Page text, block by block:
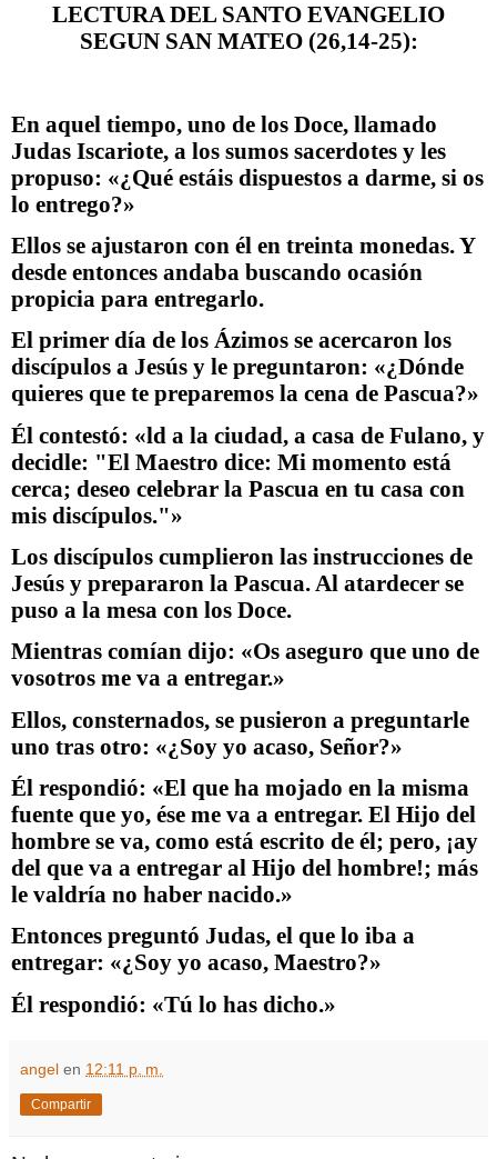
LECTURA DEL SANTO EVANGELIO
SEGUN SAN MATEO (26,14-25):
En aquel tiempo, uno de los Doce, llamado
Judas Iscariote, a los sumos sacerdotes y les
propuso: «¿Qué estáis dispuestos a darme, si os
lo entrego?»
Ellos se ajustaron con él en treinta monedas. Y
desde entonces andaba buscando ocasión
propicia para entregarlo.
El primer día de los Ázimos se acercaron los
discípulos a Jesús y le preguntaron: «¿Dónde
quieres que te preparemos la cena de Pascua?»
Él contestó: «ld a la ciudad, a casa de Fulano, y
decidle: "El Maestro dice: Mi momento está
cerca; deseo celebrar la Pascua en tu casa con
mis discípulos."»
Los discípulos cumplieron las instrucciones de
Jesús y prepararon la Pascua. Al atardecer se
puso a la mesa con los Doce.
Mientras comían dijo: «Os aseguro que uno de
vosotros me va a entregar.»
Ellos, consternados, se pusieron a preguntarle
uno tras otro: «¿Soy yo acaso, Señor?»
Él respondió: «El que ha mojado en la misma
fuente que yo, ése me va a entregar. El Hijo del
hombre se va, como está escrito de él; pero, ¡ay
del que va a entregar al Hijo del hombre!; más
le valdría no haber nacido.»
Entonces preguntó Judas, el que lo iba a
entregar: «¿Soy yo acaso, Maestro?»
Él respondió: «Tú lo has dicho.»
angel en 12:11 p. m.
Compartir